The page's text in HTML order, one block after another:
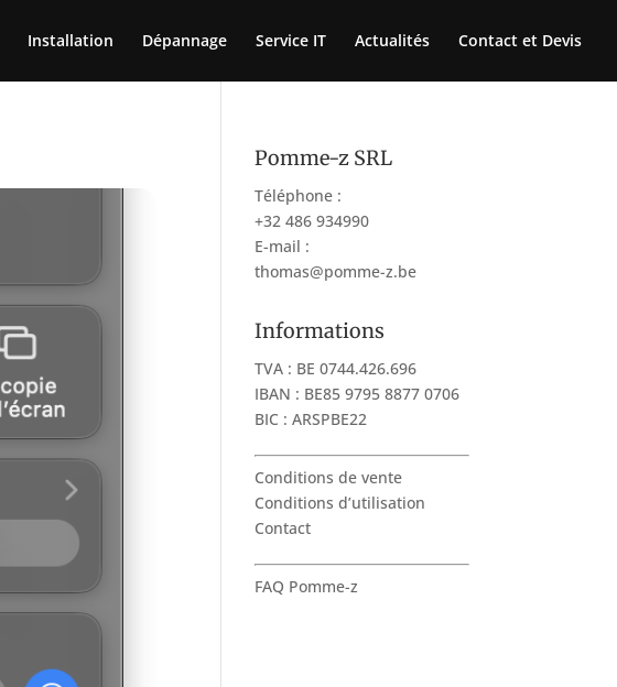
Installation Dépannage Service IT Actualités Contact et Devis
Pomme-z SRL
Téléphone :
+32 486 934990
E-mail :
thomas@pomme-z.be
Informations
TVA : BE 0744.426.696
IBAN : BE85 9795 8877 0706
BIC : ARSPBE22
Conditions de vente
Conditions d’utilisation
Contact
FAQ Pomme-z